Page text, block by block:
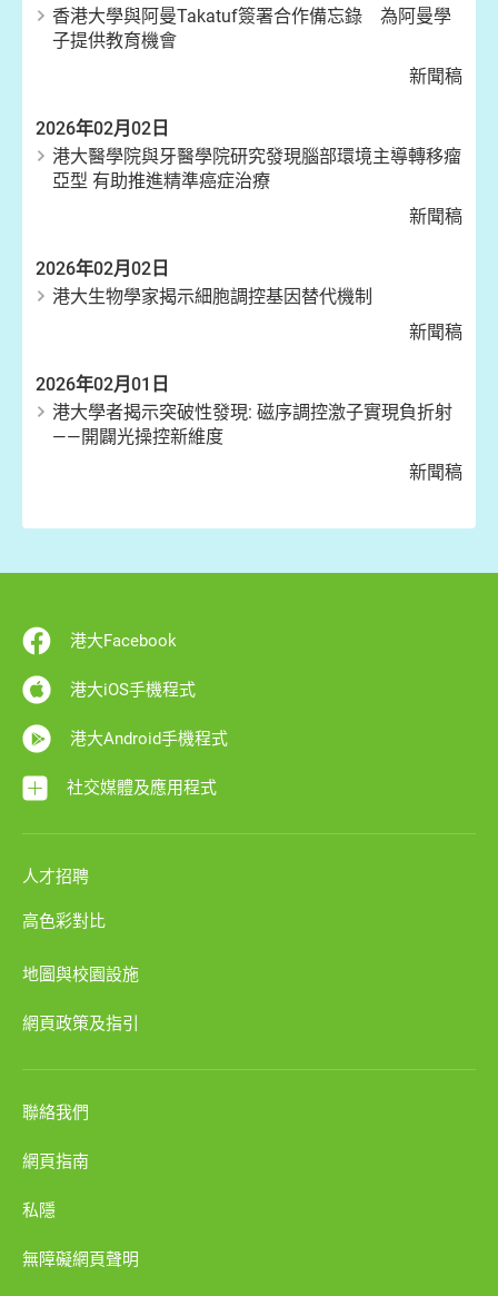
香港大學與阿曼Takatuf簽署合作備忘錄 為阿曼學
子提供教育機會
新聞稿
2026年02月02日
港大醫學院與牙醫學院研究發現腦部環境主導轉移瘤
亞型 有助推進精準癌症治療
新聞稿
2026年02月02日
港大生物學家揭示細胞調控基因替代機制
新聞稿
2026年02月01日
港大學者揭示突破性發現: 磁序調控激子實現負折射
——開闢光操控新維度
新聞稿
港大Facebook
港大iOS手機程式
港大Android手機程式
社交媒體及應用程式
人才招聘
高色彩對比
地圖與校園設施
網頁政策及指引
聯絡我們
網頁指南
私隱
無障礙網頁聲明